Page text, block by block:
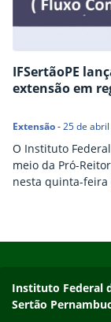
IFSertãoPE
extensão em
Extensão-25 de
O Instituto
meio da Pró-
nesta quinta-feira
Endereço
Instituto Federal
Sertão